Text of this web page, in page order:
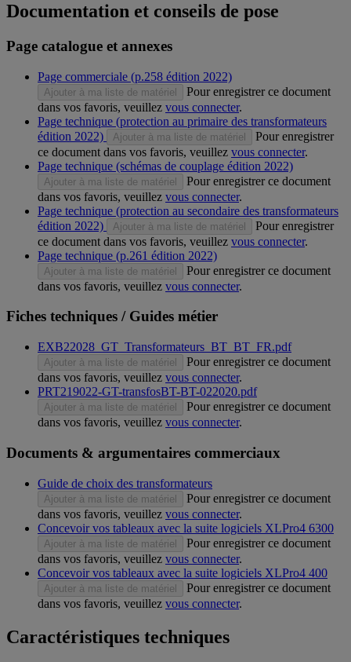
Documentation et conseils de pose
Page catalogue et annexes
Page commerciale (p.258 édition 2022)
Ajouter à ma liste de matériel
Pour enregistrer ce document
dans vos favoris, veuillez vous connecter.
Page technique (protection au primaire des transformateurs
édition 2022)
Ajouter à ma liste de matériel
Pour enregistrer
ce document dans vos favoris, veuillez vous connecter.
Page technique (schémas de couplage édition 2022)
Ajouter à ma liste de matériel
Pour enregistrer ce document
dans vos favoris, veuillez vous connecter.
Page technique (protection au secondaire des transformateurs
édition 2022)
Ajouter à ma liste de matériel
Pour enregistrer
ce document dans vos favoris, veuillez vous connecter.
Page technique (p.261 édition 2022)
Ajouter à ma liste de matériel
Pour enregistrer ce document
dans vos favoris, veuillez vous connecter.
Fiches techniques / Guides métier
EXB22028_GT_Transformateurs_BT_BT_FR.pdf
Ajouter à ma liste de matériel
Pour enregistrer ce document
dans vos favoris, veuillez vous connecter.
PRT219022-GT-transfosBT-BT-022020.pdf
Ajouter à ma liste de matériel
Pour enregistrer ce document
dans vos favoris, veuillez vous connecter.
Documents & argumentaires commerciaux
Guide de choix des transformateurs
Ajouter à ma liste de matériel
Pour enregistrer ce document
dans vos favoris, veuillez vous connecter.
Concevoir vos tableaux avec la suite logiciels XLPro4 6300
Ajouter à ma liste de matériel
Pour enregistrer ce document
dans vos favoris, veuillez vous connecter.
Concevoir vos tableaux avec la suite logiciels XLPro4 400
Ajouter à ma liste de matériel
Pour enregistrer ce document
dans vos favoris, veuillez vous connecter.
Caractéristiques techniques